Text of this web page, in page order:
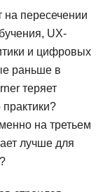
на пересечении
UX-
и цифровых
раньше в
теряет
на третьем
лучше для